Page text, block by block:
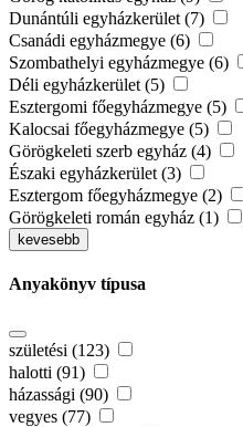
Dunántúli egyházkerület (7)
Csanádi egyházmegye (6)
Szombathelyi egyházmegye (6)
Déli egyházkerület (5)
Esztergomi főegyházmegye (5)
Kalocsai főegyházmegye (5)
Görögkeleti szerb egyház (4)
Északi egyházkerület (3)
Esztergom főegyházmegye (2)
Görögkeleti román egyház (1)
kevesebb
Anyakönyv típusa
születési (123)
halotti (91)
házassági (90)
vegyes (77)